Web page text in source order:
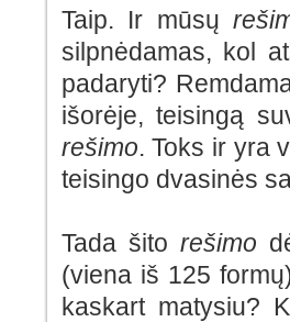
Taip. Ir mūsų
silpnėdamas, kol
padaryti?
išorėje, teisingą
rešimo. Toks ir yra
teisingo dvasinės
Tada šito rešimo
(viena iš 125
kaskart matysiu?